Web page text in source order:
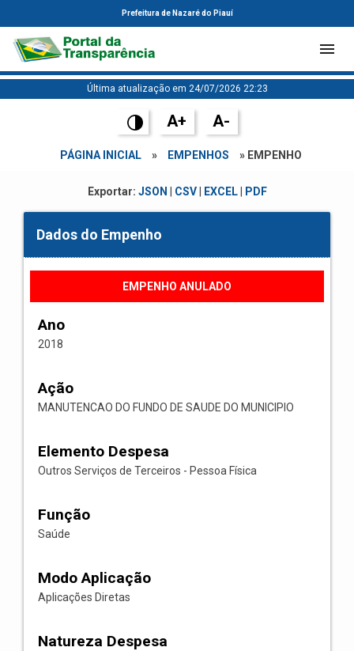
Prefeitura de Nazaré do Piauí
Última atualização em 24/07/2026 22:23
A+ A-
PÁGINA INICIAL » EMPENHOS » EMPENHO
Exportar: JSON CSV| EXCEL| PDF
Dados do Empenho
EMPENHO ANULADO
Ano
2018
Ação
MANUTENCAO DO FUNDO DE SAUDE DO MUNICIPIO
Elemento Despesa
Outros Serviços de Terceiros - Pessoa Física
Função
Saúde
Modo Aplicação
Aplicações Diretas
Natureza Despesa